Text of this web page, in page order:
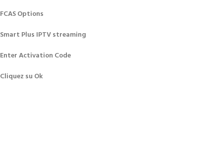
FCAS Options
Smart Plus IPTV streaming
Enter Activation Code
Cliquez su Ok